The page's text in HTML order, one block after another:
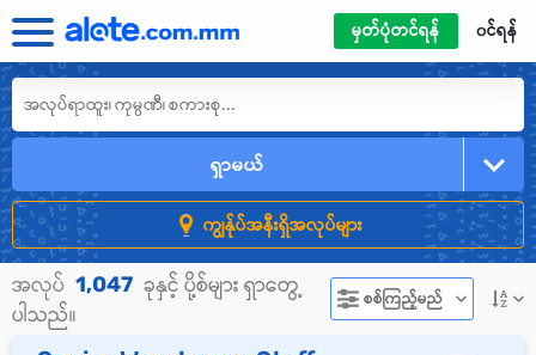
မှတ်ပုံတင်ရန် ၀င်ရန်
ရှာမယ်
ကျွန်ုပ်အနီးရှိအလုပ်များ
အလုပ် 1,047 ခုနှင့် ပို့စ်များ ရှာတွေ့
ပါသည်။
စစ်ကြည့်မည်